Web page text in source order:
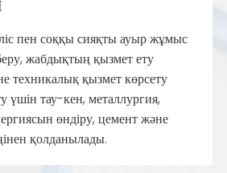
пен соққы сияқты ауыр жұмыс
жабдықтың қызмет ету
техникалық қызмет көрсету
тау-кен, металлургия,
өндіру, цемент және
қолданылады.